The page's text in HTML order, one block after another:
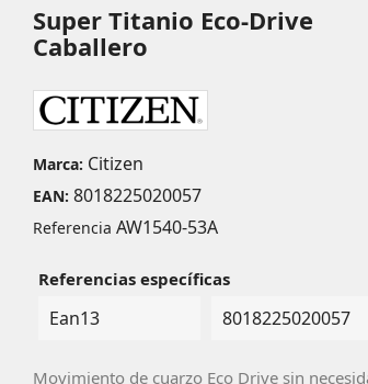
Super Titanio Eco-Drive
Caballero
Marca: Citizen
EAN: 8018225020057
Referencia AW1540-53A
Referencias específicas
Ean13 8018225020057
Movimiento de cuarzo Eco Drive sin